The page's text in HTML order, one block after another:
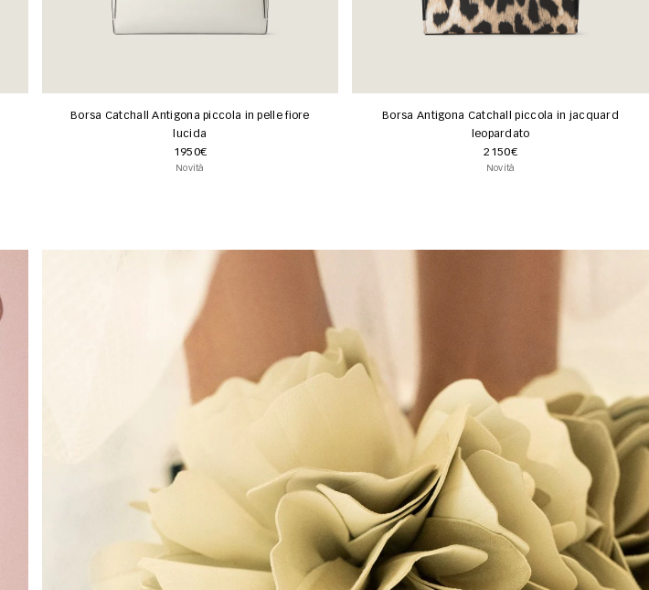
Borsa Catchall Antigona piccola in pelle fiore
lucida
1950€
Novità
Borsa Antigona Catchall piccola in jacquard
leopardato
2150€
Novità